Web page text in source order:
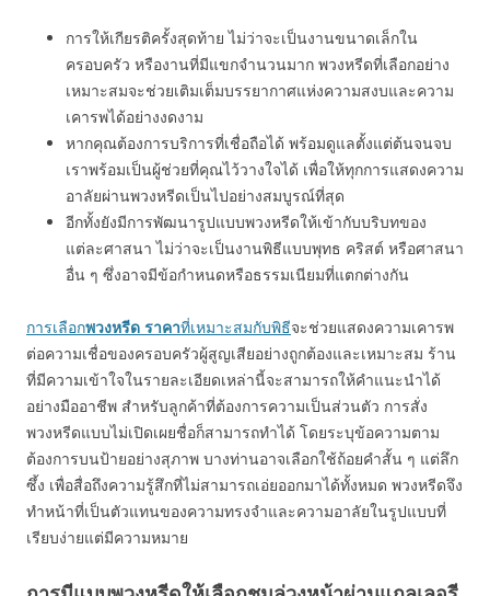
การให้เกียรติครั้งสุดท้าย ไม่ว่าจะเป็นงานขนาดเล็กใน
ครอบครัว หรืองานที่มีแขกจำนวนมาก พวงหรีดที่เลือกอย่าง
เหมาะสมจะช่วยเติมเต็มบรรยากาศแห่งความสงบและความ
เคารพได้อย่างงดงาม
หากคุณต้องการบริการที่เชื่อถือได้ พร้อมดูแลตั้งแต่ต้นจนจบ
เราพร้อมเป็นผู้ช่วยที่คุณไว้วางใจได้ เพื่อให้ทุกการแสดงความ
อาลัยผ่านพวงหรีดเป็นไปอย่างสมบูรณ์ที่สุด
อีกทั้งยังมีการพัฒนารูปแบบพวงหรีดให้เข้ากับบริบทของ
แต่ละศาสนา ไม่ว่าจะเป็นงานพิธีแบบพุทธ คริสต์ หรือศาสนา
อื่น ๆ ซึ่งอาจมีข้อกำหนดหรือธรรมเนียมที่แตกต่างกัน
การเลือกพวงหรีด ราคาที่เหมาะสมกับพิธีจะช่วยแสดงความเคารพ
ต่อความเชื่อของครอบครัวผู้สูญเสียอย่างถูกต้องและเหมาะสม ร้าน
ที่มีความเข้าใจในรายละเอียดเหล่านี้จะสามารถให้คำแนะนำได้
อย่างมืออาชีพ สำหรับลูกค้าที่ต้องการความเป็นส่วนตัว การสั่ง
พวงหรีดแบบไม่เปิดเผยชื่อก็สามารถทำได้ โดยระบุข้อความตาม
ต้องการบนป้ายอย่างสุภาพ บางท่านอาจเลือกใช้ถ้อยคำสั้น ๆ แต่ลึก
ซึ้ง เพื่อสื่อถึงความรู้สึกที่ไม่สามารถเอ่ยออกมาได้ทั้งหมด พวงหรีดจึง
ทำหน้าที่เป็นตัวแทนของความทรงจำและความอาลัยในรูปแบบที่
เรียบง่ายแต่มีความหมาย